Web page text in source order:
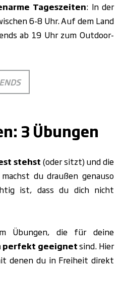
Tageszeiten: In der
6-8 Uhr. Auf dem Land
ab 19 Uhr zum Outdoor-
3 Übungen
stehst (oder sitzt) und die
du draußen genauso
ist, dass du dich nicht
Übungen, die für deine
perfekt geeignetsind. Hier
denen du in Freiheit direkt